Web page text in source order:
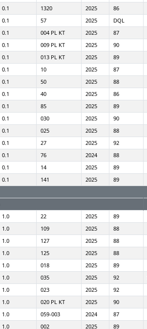
0.1 1320 2025
86
0.1 57 2025
DQL
0.1 004 PL KT 2025
87
0.1 009 PL KT 2025
90
0.1 013 PL KT 2025
89
0.1 10 2025
87
0.1 50 2025
88
0.1 40 2025
86
0.1 85 2025
89
0.1 030 2025
90
0.1 025 2025
88
0.1 27 2025 92
0.1 76 2024
88
0.1 14 2025
89
0.1 141 2025
89
1.0 22 2025
89
1.0 109 2025
88
1.0 127 2025
88
1.0 125 2025
88
1.0 018 2025
89
1.0 035 2025 92
1.0 023 2025 92
1.0 020 PL KT 2025
90
1.0 059-003 2024
87
1.0 002 2025 89